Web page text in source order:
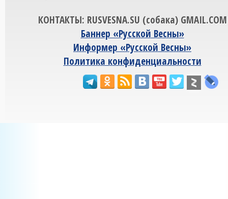
КОНТАКТЫ: RUSVESNA.SU (собака) GMAIL.COM
Баннер «Русской Весны»
Информер «Русской Весны»
Политика конфиденциальности